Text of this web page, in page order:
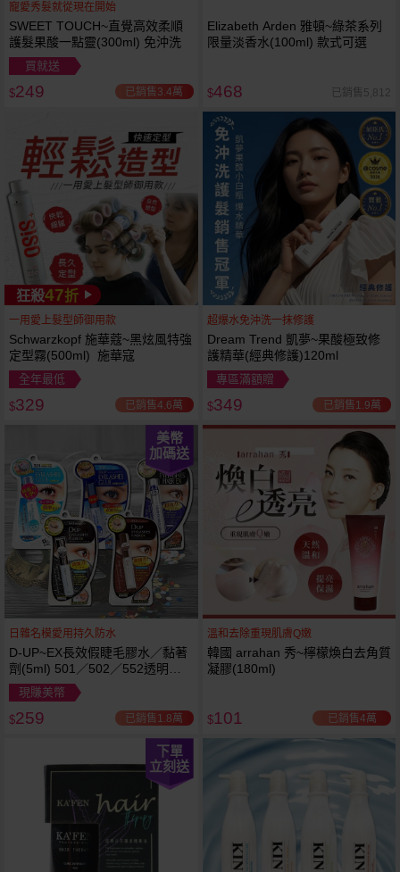
寵愛秀髮就從現在開始
SWEET TOUCH~直覺高效柔順
護髮果酸一點靈(300ml) 免沖洗
買就送
$249 已銷售3.4萬
Elizabeth Arden 雅頓~綠茶系列
限量淡香水(100ml) 款式可選
$468 已銷售5,812
狂殺47折
一用愛上髮型師御用款
Schwarzkopf 施華蔻~黑炫風特強
定型霧(500ml) 施華寇
全年最低
$329 已銷售4.6萬
超爆水免沖洗一抹修護
Dream Trend 凱夢~果酸極致修
護精華(經典修護)120ml
專區滿額贈
$349 已銷售1.9萬
美幣
加碼送
日雜名模愛用持久防水
D-UP~EX長效假睫毛膠水／黏著
劑(5ml) 501／502／552透明／
553黑色／554咖啡色 款式可選
現賺美幣
$259 已銷售1.8萬
溫和去除重現肌膚Q嫩
韓國 arrahan 秀~檸檬煥白去角質
凝膠(180ml)
$101 已銷售4萬
下單
立刻送